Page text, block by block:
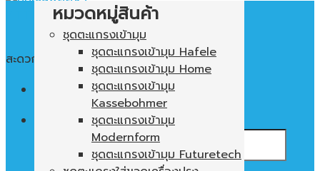
สะดวก ใช้งานง่าย พื้นที่ในตู้ไม่เปล่าประโยชน์
หมวดหมู่สินค้า
ชุดตะแกรงเข้ามุม
ชุดตะแกรงเข้ามุม Hafele
ชุดตะแกรงเข้ามุม Home
ชุดตะแกรงเข้ามุม
Kassebohmer
ชุดตะแกรงเข้ามุม
Modernform
ชุดตะแกรงเข้ามุม Futuretech